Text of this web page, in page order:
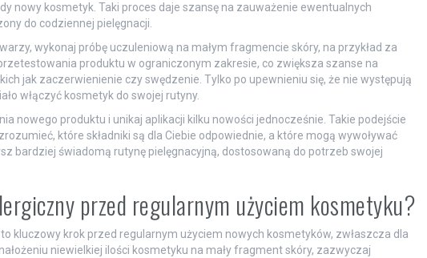
nowy kosmetyk. Taki proces daje szansę na zauważenie ewentualnych
do codziennej pielęgnacji.
wykonaj próbę uczuleniową na małym fragmencie skóry, na przykład za
produktu w ograniczonym zakresie, co zwiększa szanse na
jak zaczerwienienie czy swędzenie. Tylko po upewnieniu się, że nie występują
włączyć kosmetyk do swojej rutyny.
nowego produktu i unikaj aplikacji kilku nowości jednocześnie. Takie podejście
które składniki są dla Ciebie odpowiednie, a które mogą wywoływać
bardziej świadomą rutynę pielęgnacyjną, dostosowaną do potrzeb swojej
przed regularnym użyciem kosmetyku?
kluczowy krok przed regularnym użyciem nowych kosmetyków, zwłaszcza dla
niewielkiej ilości kosmetyku na mały fragment skóry, zazwyczaj